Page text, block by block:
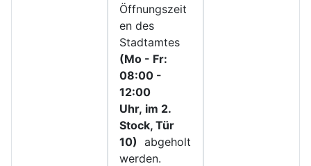
Öffnungszeit
en des
Stadtamtes
(Mo - Fr:
08:00 -
12:00
Uhr, im 2.
Stock, Tür
10) abgeholt
werden.